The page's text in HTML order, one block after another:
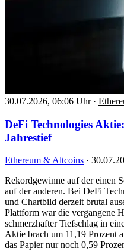
30.07.2026, 06:06 Uhr ·
DeFi Technologies
Jahrestief
Ethereum & Altcoins ·
Rekordgewinne auf der einen
auf der anderen. Bei DeFi
und Chartbild derzeit brutal
Plattform war die vergangene
schmerzhafter Tiefschlag in
Aktie brach um 11,19 Prozent
das Papier nur noch 0,59